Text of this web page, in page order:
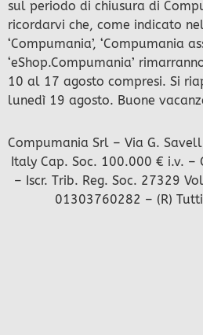
sul periodo di chiusura di
ricordarvi che, come indicato
‘Compumania’, ‘Compumania
‘eShop.Compumania’
10 al 17 agosto compresi. Si
lunedì 19 agosto. Buone
Compumania Srl – Via G.
Italy Cap. Soc. 100.000 € i.v. –
– Iscr. Trib. Reg. Soc. 27329
01303760282 – (R)